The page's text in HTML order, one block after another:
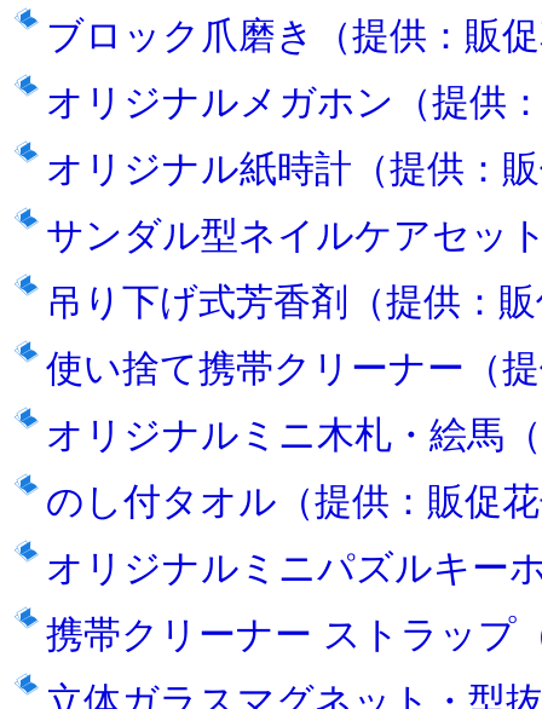
ブロック爪磨き（提供：販
オリジナルメガホン（提供
オリジナル紙時計（提供：
サンダル型ネイルケアセッ
吊り下げ式芳香剤（提供：
使い捨て携帯クリーナー（
オリジナルミニ木札・絵馬
のし付タオル（提供：販促
オリジナルミニパズルキー
携帯クリーナー ストラップ